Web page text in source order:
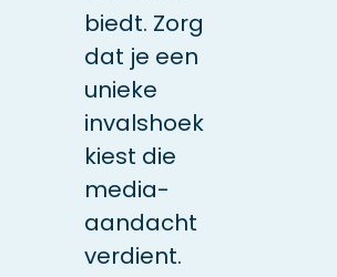
biedt. Zorg
dat je een
unieke
invalshoek
kiest die
media-
aandacht
verdient.